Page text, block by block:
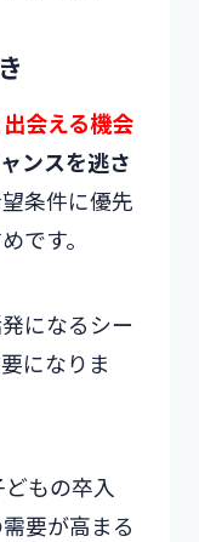
会える機会
ンスを逃さ
条件に優先
です。
になるシー
になりま
もの卒入
要が高まる